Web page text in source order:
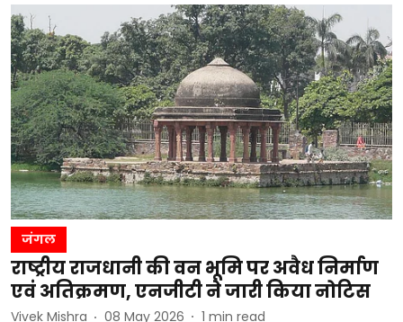
जंगल
राष्ट्रीय राजधानी की वन भूमि पर अवैध निर्माण
एवं अतिक्रमण, एनजीटी ने जारी किया नोटिस
Vivek Mishra 08 May 2026 1 min read